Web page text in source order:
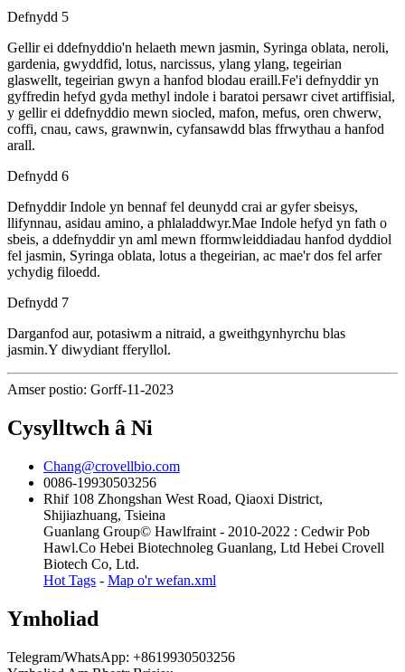
Defnydd 5
Gellir ei ddefnyddio'n helaeth mewn jasmin, Syringa oblata, neroli,
gardenia, gwyddfid, lotus, narcissus, ylang ylang, tegeirian
glaswellt, tegeirian gwyn a hanfod blodau eraill.Fe'i defnyddir yn
gyffredin hefyd gyda methyl indole i baratoi persawr civet artiffisial,
y gellir ei ddefnyddio mewn siocled, mafon, mefus, oren chwerw,
coffi, cnau, caws, grawnwin, cyfansawdd blas ffrwythau a hanfod
arall.
Defnydd 6
Defnyddir Indole yn bennaf fel deunydd crai ar gyfer sbeisys,
llifynnau, asidau amino, a phlaladdwyr.Mae Indole hefyd yn fath o
sbeis, a ddefnyddir yn aml mewn fformwleiddiadau hanfod dyddiol
fel jasmin, Syringa oblata, lotus a thegeirian, ac mae'r dos fel arfer
ychydig filoedd.
Defnydd 7
Darganfod aur, potasiwm a nitraid, a gweithgynhyrchu blas
jasmin.Y diwydiant fferyllol.
Amser postio: Gorff-11-2023
Cysylltwch â Ni
Chang@crovellbio.com
0086-19930503256
Rhif 108 Zhongshan West Road, Qiaoxi District,
Shijiazhuang, Tsieina
Guanlang Group© Hawlfraint - 2010-2022 : Cedwir Pob
Hawl.Co Hebei Biotechnoleg Guanlang, Ltd Hebei Crovell
Biotech Co, Ltd.
Hot Tags - Map o'r wefan.xml
Ymholiad
Telegram/WhatsApp: +8619930503256